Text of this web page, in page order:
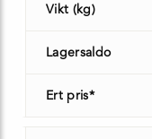
Vikt (kg)
Lagersaldo
Ert pris*